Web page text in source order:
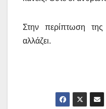
Στην περίπτωση
αλλάζει.